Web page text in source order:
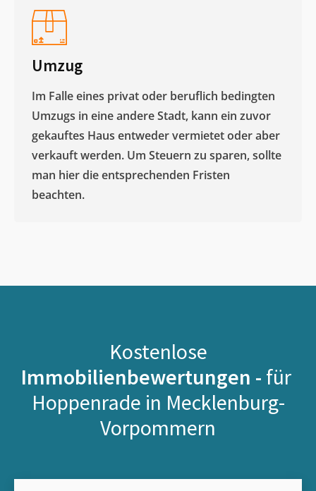
Umzug
Im Falle eines privat oder beruflich bedingten
Umzugs in eine andere Stadt, kann ein zuvor
gekauftes Haus entweder vermietet oder aber
verkauft werden. Um Steuern zu sparen, sollte
man hier die entsprechenden Fristen
beachten.
Kostenlose
Immobilienbewertungen - für
Hoppenrade in Mecklenburg-
Vorpommern